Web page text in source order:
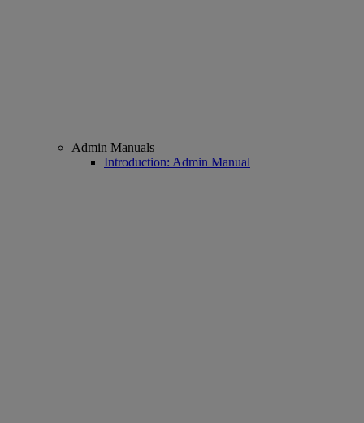
Admin Manuals
Introduction: Admin Manual